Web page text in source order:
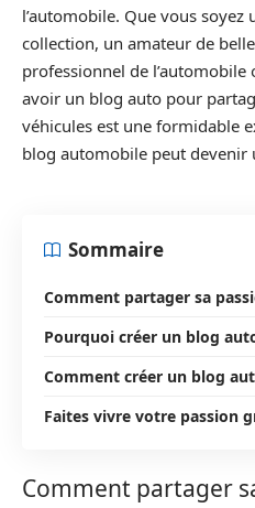
l’automobile. Que vous
collection, un amateur de
professionnel de
avoir un blog auto pour
véhicules est une formidable
blog automobile peut devenir
Sommaire
Comment partager sa
Pourquoi créer un blog
Comment créer un blog
Faites vivre votre passion
Comment partager